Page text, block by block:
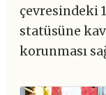
çevresindeki
statüsüne
korunması